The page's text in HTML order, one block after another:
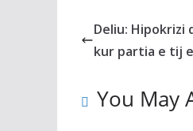
Deliu:
kur partia e tij
You May